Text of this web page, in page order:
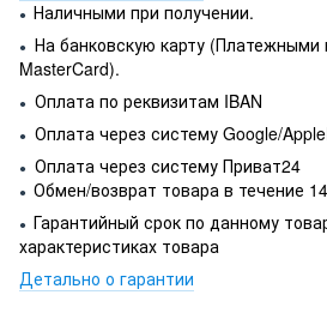
● Наличными при получении.
● На банковскую карту (Платежными
MasterCard).
● Оплата по реквизитам IBAN
● Оплата через систему Google/
● Оплата через систему Приват24
● Обмен/возврат товара в течение
● Гарантийный срок по данному
характеристиках товара
Детально о гарантии